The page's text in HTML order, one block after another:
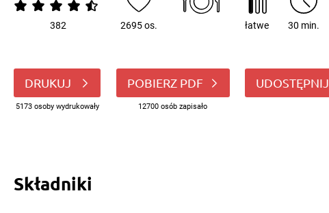
382 2695 os. łatwe 30 min.
DRUKUJ
5173 osoby wydrukowały
POBIERZ PDF
12700 osób zapisało
UDOSTĘPNIJ
Składniki